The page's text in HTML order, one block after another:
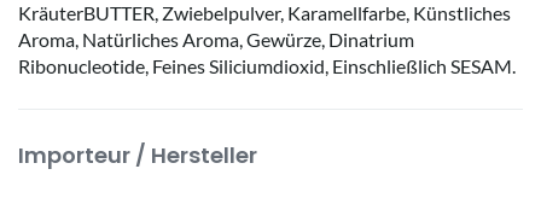
KräuterBUTTER, Zwiebelpulver, Karamellfarbe, Künstliches
Aroma, Natürliches Aroma, Gewürze, Dinatrium
Ribonucleotide, Feines Siliciumdioxid, Einschließlich SESAM.
Importeur / Hersteller